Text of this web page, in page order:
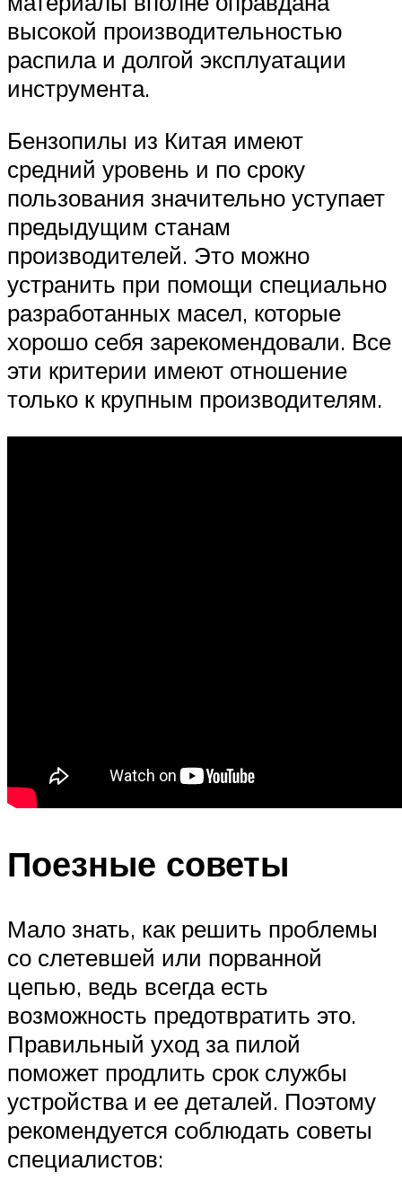
высокой производительностью
распила и долгой эксплуатации
инструмента.
Бензопилы из Китая имеют
средний уровень и по сроку
пользования значительно уступает
предыдущим станам
производителей. Это можно
устранить при помощи специально
разработанных масел, которые
хорошо себя зарекомендовали. Все
эти критерии имеют отношение
только к крупным производителям.
Поезные советы
Мало знать, как решить проблемы
со слетевшей или порванной
цепью, ведь всегда есть
возможность предотвратить это.
Правильный уход за пилой
поможет продлить срок службы
устройства и ее деталей. Поэтому
рекомендуется соблюдать советы
специалистов: